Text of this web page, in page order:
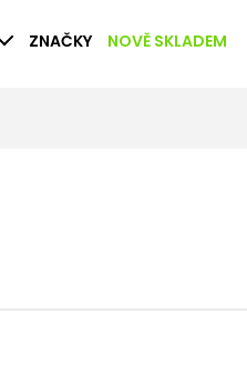
ZNAČKY NOVĚ SKLADEM